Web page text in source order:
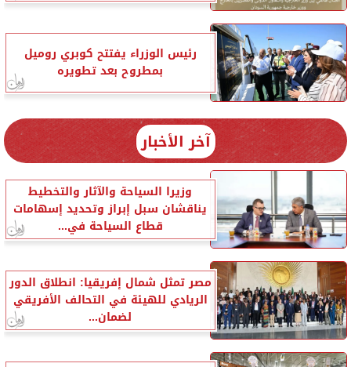
رئيس الوزراء يفتتح كوبري روميل
بمطروح بعد تطويره
آخر الأخبار
وزيرا السياحة والآثار والتخطيط
يناقشان سبل إبراز وتحديد إسهامات
قطاع السياحة في...
مصر تمثل شمال إفريقيا: انطلاق الدور
الريادي للهيئة في التحالف الأفريقي
لضمان...